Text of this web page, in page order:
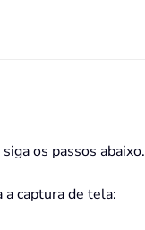
os passos abaixo.
a captura de tela: